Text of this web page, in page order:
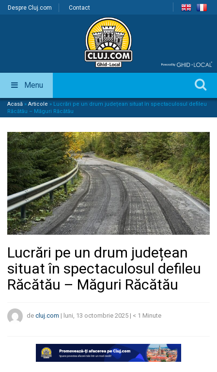
Despre Cluj.com Contact
Menu
Acasă » Articole » Lucrări pe un drum județean situat în spectaculosul defileu
Răcătău – Măguri Răcătău
Lucrări pe un drum județean
situat în spectaculosul defileu
Răcătău – Măguri Răcătău
de cluj.com | luni, 13 octombrie 2025 | < 1 Minute